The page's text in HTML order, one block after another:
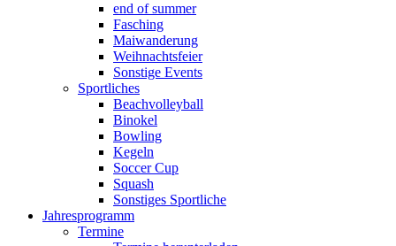
end of summer
Fasching
Maiwanderung
Weihnachtsfeier
Sonstige Events
Sportliches
Beachvolleyball
Binokel
Bowling
Kegeln
Soccer Cup
Squash
Sonstiges Sportliche
Jahresprogramm
Termine